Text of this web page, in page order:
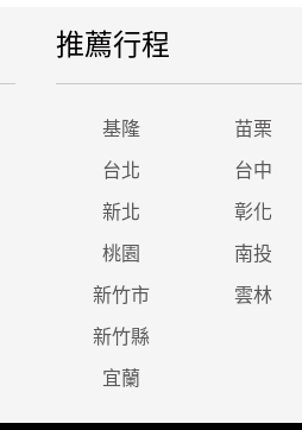
推薦行程
基隆 苗栗
台北 台中
新北 彰化
桃園 南投
新竹市 雲林
新竹縣
宜蘭